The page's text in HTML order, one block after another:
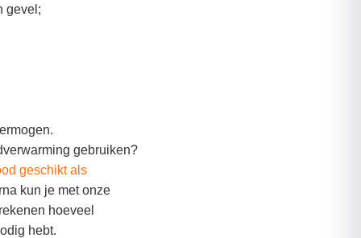
gevel;
gebruiken?
geschikt als
kun je met onze
hoeveel
hebt.